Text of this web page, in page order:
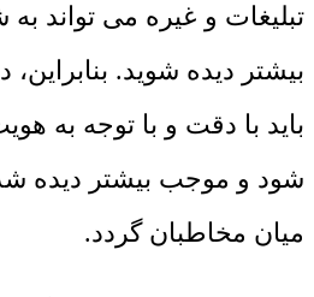
تبلیغات و غیره می‌ تواند
بیشتر دیده شوید. بنابراین،
باید با دقت و با توجه به
شود و موجب بیشتر دیده
میان مخاطبان گردد.